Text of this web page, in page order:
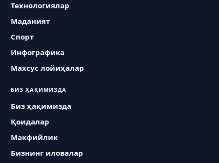
Технологиялар
Маданият
Спорт
Инфографика
Махсус лойиҳалар
БИЗ ҲАҚИМИЗДА
Биз ҳақимизда
Қоидалар
Макфийлик
Бизнинг иловалар